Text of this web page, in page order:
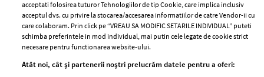
Abonamente
Publicitate
femei
acceptati folosirea tuturor Tehnologiilor de tip Cookie, care implica inclusiv
acceptul dvs. cu privire la stocarea/accesarea informatiilor de catre Vendor-ii cu
care colaboram. Prin click pe “VREAU SA MODIFIC SETARILE INDIVIDUAL” puteti
schimba preferintele in mod individual, mai putin cele legate de cookie strict
necesare pentru functionarea website-ului.
Atât noi, cât și partenerii noștri prelucrăm datele pentru a oferi: